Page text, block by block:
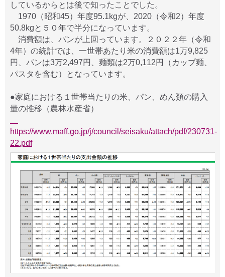
しているからとは後で知ったことでした。
1970（昭和45）年度95.1kgが、2020（令和2）年度
50.8kgと５０年で半分になっています。
消費額は、パンが上回っています。２０２２年（令和
4年）の統計では、一世帯あたり米の消費額は1万9,825
円、パンは3万2,497円、麺類は2万0,112円（カップ麺、
パスタを含む）となっています。
●家庭における１世帯当たりの米、パン、めん類の購入
量の推移（農林水産省）
https://www.maff.go.jp/j/council/seisaku/attach/pdf/230731-
22.pdf